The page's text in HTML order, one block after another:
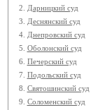
2.
Дарницкий суд
3.
Деснянский суд
4. Днепровский суд
5. Оболонский суд
6. Печерский суд
7. Подольский суд
8. Святошинский суд
9. Соломенский суд